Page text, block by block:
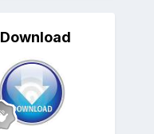
Download